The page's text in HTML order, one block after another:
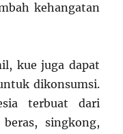
kehangatan
kue juga dapat
dikonsumsi.
terbuat dari
singkong,